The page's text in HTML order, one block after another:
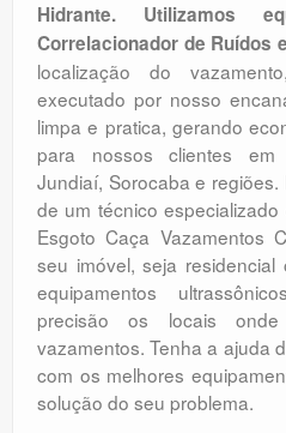
Hidrante. Utilizamos
Correlacionador de Ruídos
localização do
executado por nosso
limpa e pratica, gerando
para nossos clientes em
Jundiaí, Sorocaba e
de um técnico
Esgoto Caça Vazamentos
seu imóvel, seja residencial
equipamentos
precisão os locais
vazamentos. Tenha a ajuda
com os melhores
solução do seu problema.